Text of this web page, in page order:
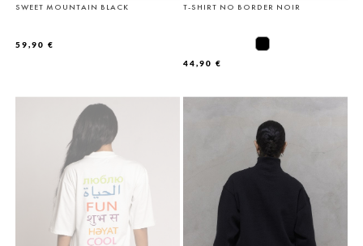
SWEET MOUNTAIN BLACK
59,90 €
T-SHIRT NO BORDER NOIR
44,90 €